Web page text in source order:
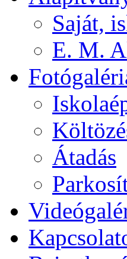
Saját,
E. M.
Átadás